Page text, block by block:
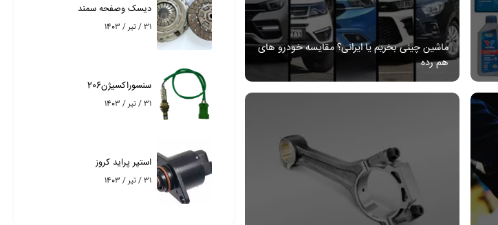
شیلنگ خودرو
سرسیلندر
کاسه نمد و اورینگ
واشر
بلبرینگ
دسته راهنما
یونیت ها و فیوز
رله جات
ماشین چینی بخریم یا ایرانی؟ مقایسه خودرو های
هم رده
دیسک وصفحه سمند
31 / تیر / 1403
سنسوراکسیژن206
31 / تیر / 1403
استپر پراید کروز
31 / تیر / 1403